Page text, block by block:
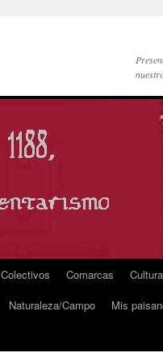
Colectivos Comarcas Cultura
Naturaleza/Campo Mis